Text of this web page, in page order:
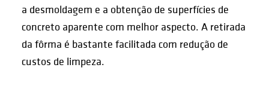
a desmoldagem e a obtenção de superfícies de
concreto aparente com melhor aspecto. A retirada
da fôrma é bastante facilitada com redução de
custos de limpeza.